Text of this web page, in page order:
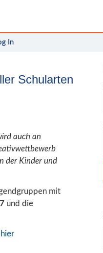
In
Schularten
auch an
der Kinder und
mit
und die
hier